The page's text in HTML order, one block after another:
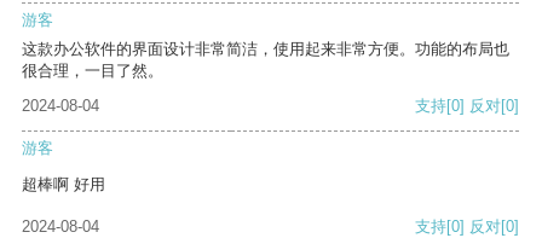
游客
这款办公软件的界面设计非常简洁，使用起来非常方便。功能的布局也
很合理，一目了然。
2024-08-04
支持[0] 反对[0]
游客
超棒啊 好用
2024-08-04 支持[0] 反对[0]